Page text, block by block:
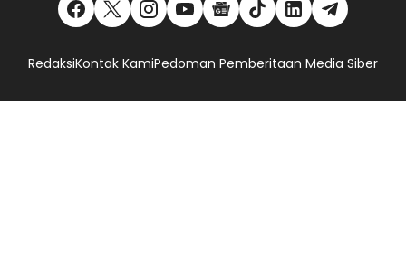
RedaksiKontak KamiPedoman Pemberitaan Media Siber